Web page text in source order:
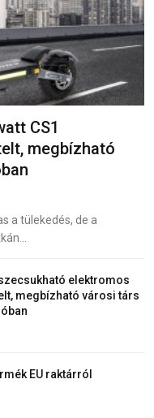
CS1
megbízható
a tülekedés, de a
elektromos
megbízható városi társ
EU raktárról